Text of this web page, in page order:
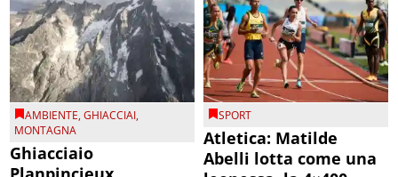
AMBIENTE,GHIACCIAI,
MONTAGNA
Ghiacciaio
SPORT
Atletica: Matilde
Abelli lotta come una